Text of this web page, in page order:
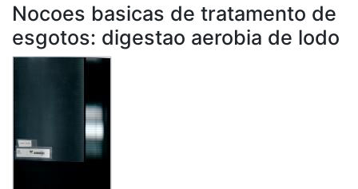
Repositório
Fale Conosco
Nocoes basicas de tratamento de
esgotos: digestao aerobia de lodo